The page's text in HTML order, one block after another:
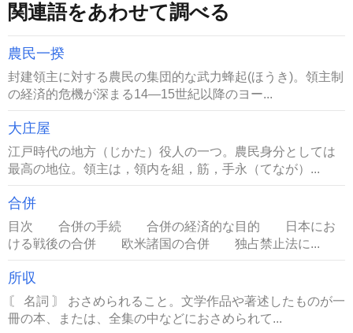
関連語をあわせて調べる
農民一揆
封建領主に対する農民の集団的な武力蜂起(ほうき)。領主制
の経済的危機が深まる14―15世紀以降のヨー...
大庄屋
江戸時代の地方（じかた）役人の一つ。農民身分としては
最高の地位。領主は，領内を組，筋，手永（てなが）...
合併
目次 合併の手続 合併の経済的な目的 日本にお
ける戦後の合併 欧米諸国の合併 独占禁止法に...
所収
〘 名詞 〙 おさめられること。文学作品や著述したものが一
冊の本、または、全集の中などにおさめられて...